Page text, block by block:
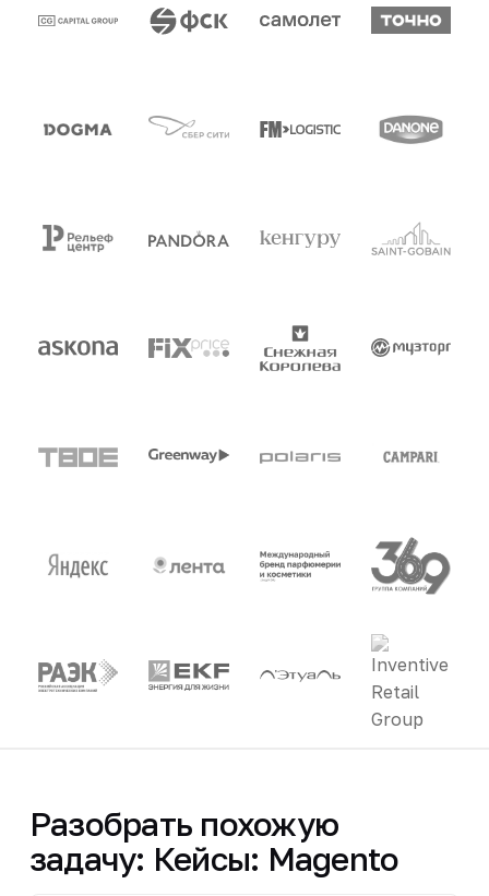
Разобрать похожую
задачу: Кейсы: Magento